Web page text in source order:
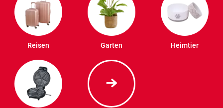
Reisen Garten Heimtier